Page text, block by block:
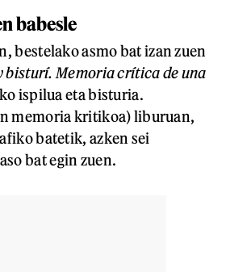
babesle
bestelako asmo bat izan zuen
bisturí. Memoria crítica de una
ispilua eta bisturia.
memoria kritikoa) liburuan,
batetik, azken sei
bat egin zuen.